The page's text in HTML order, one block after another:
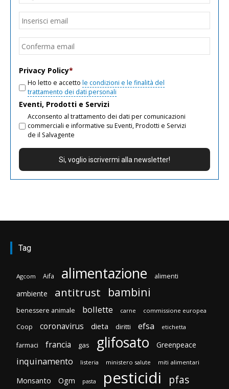
Email
Privacy Policy*
Ho letto e accetto le condizioni e le finalità del
trattamento dei dati personali
Eventi, Prodotti e Servizi
Acconsento al trattamento dei dati per comunicazioni
commerciali e informative su Eventi, Prodotti e Servizi
de il Salvagente
Tag
Agcom Aifa alimentazione alimenti
ambiente antitrust bambini
benessere animale bollette carne commissione europea
Coop coronavirus dieta diritti efsa etichetta
farmaci francia gas glifosato Greenpeace
inquinamento listeria ministero salute miti alimentari
Monsanto Ogm pasta pesticidi pfas